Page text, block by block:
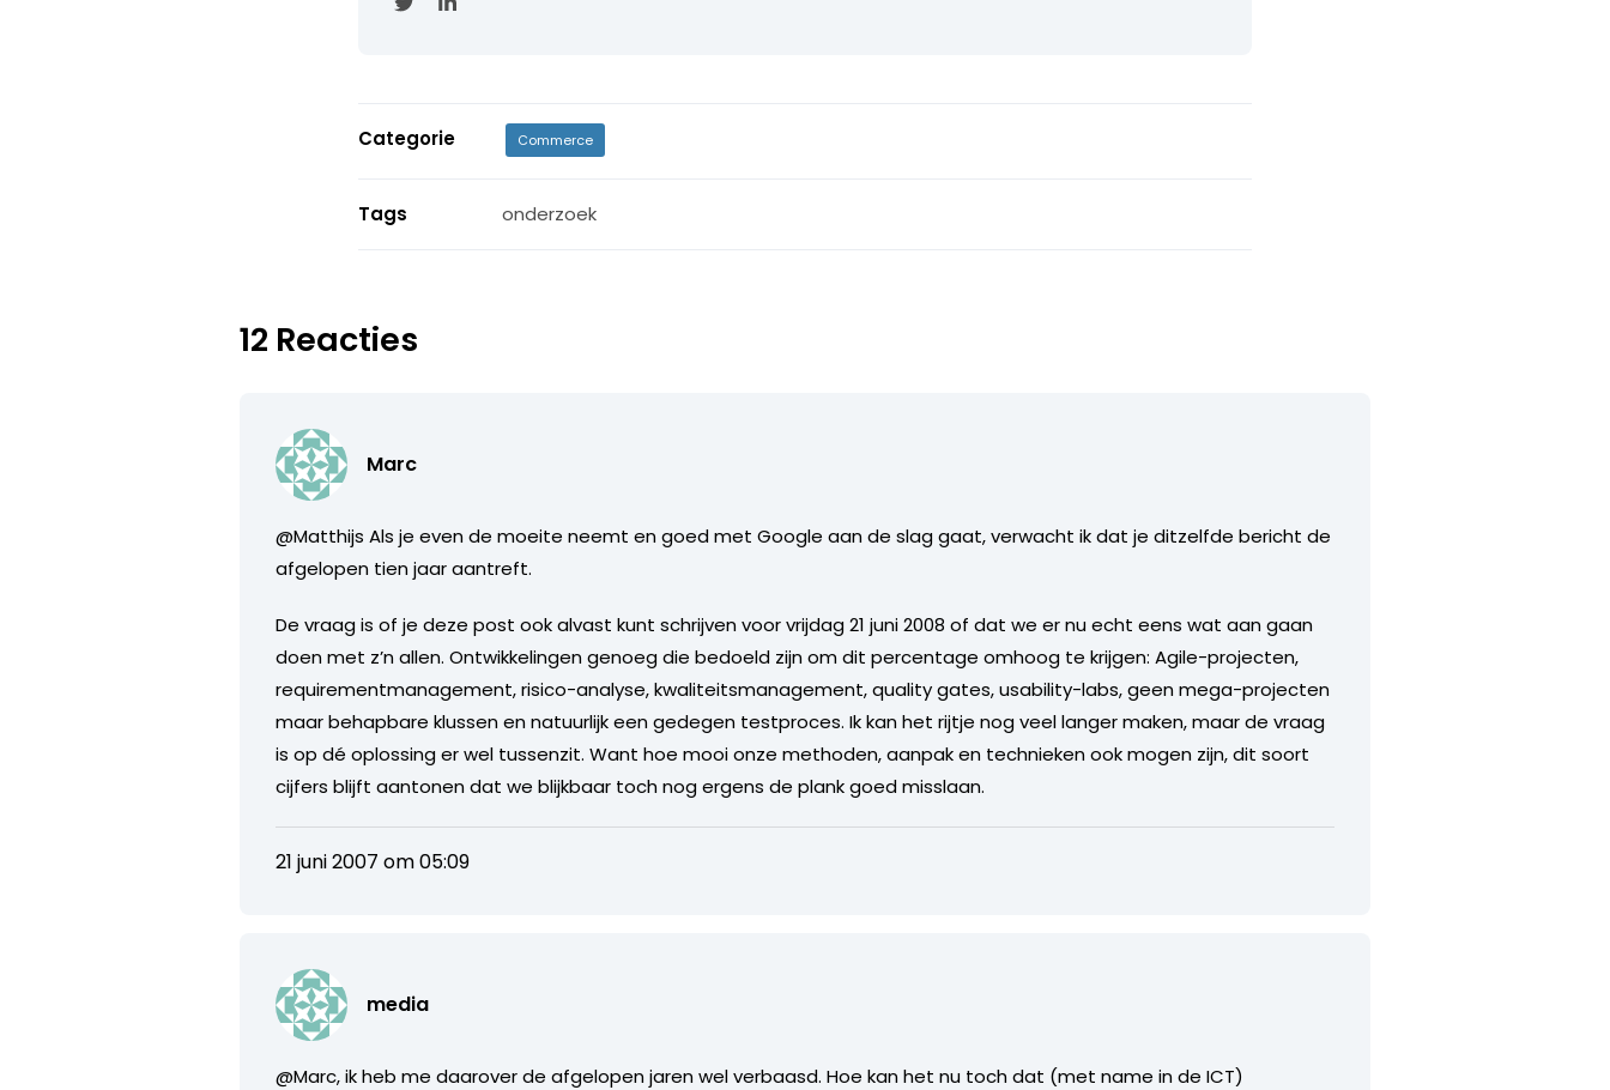
Categorie Commerce
Tags onderzoek
12 Reacties
Marc
@Matthijs Als je even de moeite neemt en goed met Google aan de slag gaat, verwacht ik dat je ditzelfde bericht de
afgelopen tien jaar aantreft.
De vraag is of je deze post ook alvast kunt schrijven voor vrijdag 21 juni 2008 of dat we er nu echt eens wat aan gaan
doen met z’n allen. Ontwikkelingen genoeg die bedoeld zijn om dit percentage omhoog te krijgen: Agile-projecten,
requirementmanagement, risico-analyse, kwaliteitsmanagement, quality gates, usability-labs, geen mega-projecten
maar behapbare klussen en natuurlijk een gedegen testproces. Ik kan het rijtje nog veel langer maken, maar de vraag
is op dé oplossing er wel tussenzit. Want hoe mooi onze methoden, aanpak en technieken ook mogen zijn, dit soort
cijfers blijft aantonen dat we blijkbaar toch nog ergens de plank goed misslaan.
21 juni 2007 om 05:09
media
@Marc, ik heb me daarover de afgelopen jaren wel verbaasd. Hoe kan het nu toch dat (met name in de ICT)